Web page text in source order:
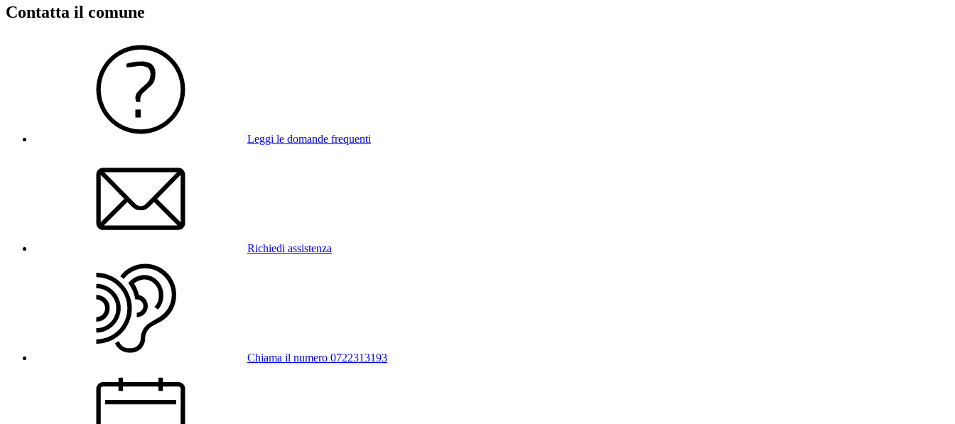
Contatta il comune
Leggi le domande frequenti
Richiedi assistenza
Chiama il numero 0722313193